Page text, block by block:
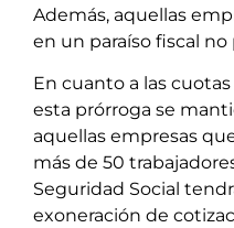
Además, aquellas
en un paraíso fiscal no
En cuanto a las
esta prórroga se
aquellas empresas
más de 50
Seguridad Social
exoneración de